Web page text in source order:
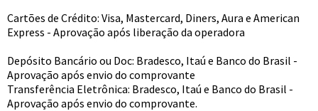
Cartões de Crédito: Visa, Mastercard, Diners, Aura e American
Express - Aprovação após liberação da operadora
Depósito Bancário ou Doc: Bradesco, Itaú e Banco do Brasil -
Aprovação após envio do comprovante
Transferência Eletrônica: Bradesco, Itaú e Banco do Brasil -
Aprovação após envio do comprovante.